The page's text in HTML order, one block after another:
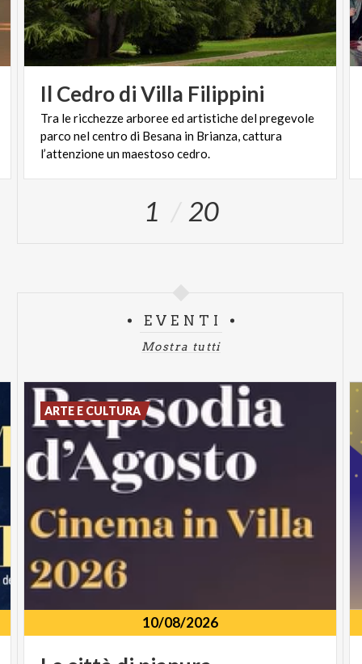
Il CedrodiVilla Filippini
Tra le ricchezze arboree ed artistiche del pregevole
parco nel centro di Besana in Brianza, cattura
l’attenzione un maestoso cedro.
1 20
EVENTI
Mostra tutti
10/08/2026
ARTE E CULTURA